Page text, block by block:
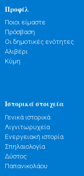
Προφίλ
Ποιοι είμαστε
Πρόσβαση
Οι δημοτικές ενότητες
Αλιβέρι
Κύμη
Ιστορικά στοιχεία
Γενικά ιστορικά
Λιγνιτωρυχεία
Ενεργειακή ιστορία
Σπηλαιολογία
Δύστος
Παπανικολάου